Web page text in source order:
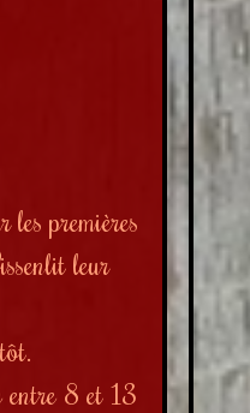
premières
leur
entre 8 et 13